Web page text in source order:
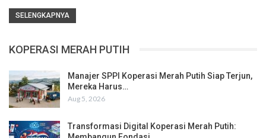
SELENGKAPNYA
KOPERASI MERAH PUTIH
Manajer SPPI Koperasi Merah Putih Siap Terjun,
Mereka Harus…
Aug 5, 2026
Transformasi Digital Koperasi Merah Putih: